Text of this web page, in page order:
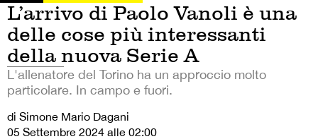
L’arrivo di Paolo Vanoli è una
delle cose più interessanti
della nuova Serie A
L'allenatore del Torino ha un approccio molto
particolare. In campo e fuori.
di Simone Mario Dagani
05 Settembre 2024 alle 02:00